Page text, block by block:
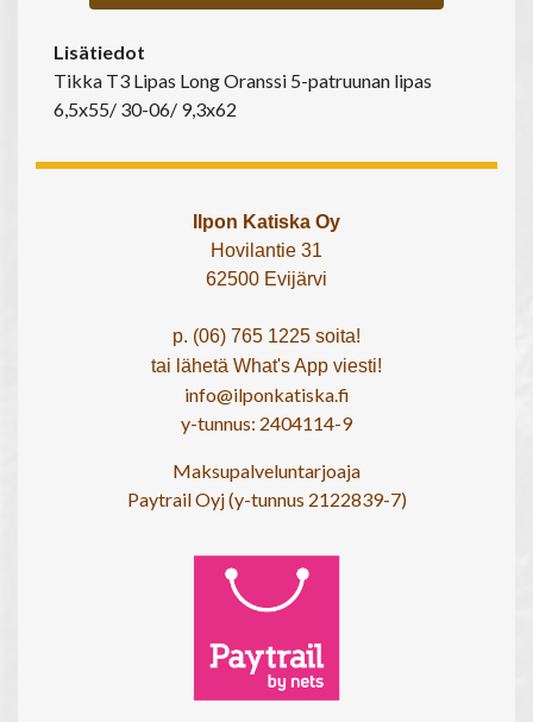
Lisätiedot
Tikka T3 Lipas Long Oranssi 5-patruunan lipas
6,5x55/ 30-06/ 9,3x62
Ilpon Katiska Oy
Hovilantie 31
62500 Evijärvi
p. (06) 765 1225 soita!
tai lähetä What's App viesti!
info@ilponkatiska.fi
y-tunnus: 2404114-9
Maksupalveluntarjoaja
Paytrail Oyj (y-tunnus 2122839-7)